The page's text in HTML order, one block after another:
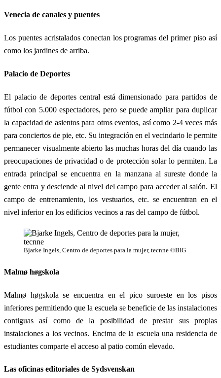
Venecia de canales y puentes
Los puentes acristalados conectan los programas del primer piso así
como los jardines de arriba.
Palacio de Deportes
El palacio de deportes central está dimensionado para partidos de
fútbol con 5.000 espectadores, pero se puede ampliar para duplicar
la capacidad de asientos para otros eventos, así como 2-4 veces más
para conciertos de pie, etc. Su integración en el vecindario le permite
permanecer visualmente abierto las muchas horas del día cuando las
preocupaciones de privacidad o de protección solar lo permiten. La
entrada principal se encuentra en la manzana al sureste donde la
gente entra y desciende al nivel del campo para acceder al salón. El
campo de entrenamiento, los vestuarios, etc. se encuentran en el
nivel inferior en los edificios vecinos a ras del campo de fútbol.
Bjarke Ingels, Centro de deportes para la mujer, tecnne ©BIG
Malmø høgskola
Malmø høgskola se encuentra en el pico suroeste en los pisos
inferiores permitiendo que la escuela se beneficie de las instalaciones
contiguas así como de la posibilidad de prestar sus propias
instalaciones a los vecinos. Encima de la escuela una residencia de
estudiantes comparte el acceso al patio común elevado.
Las oficinas editoriales de Sydsvenskan